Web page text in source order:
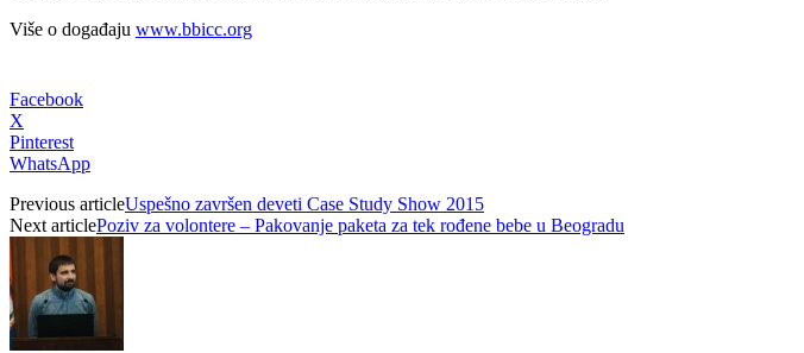
Više o događaju www.bbicc.org
Facebook
X
Pinterest
WhatsApp
Previous articleUspešno završen deveti Case Study Show 2015
Next articlePoziv za volontere – Pakovanje paketa za tek rođene bebe u Beogradu